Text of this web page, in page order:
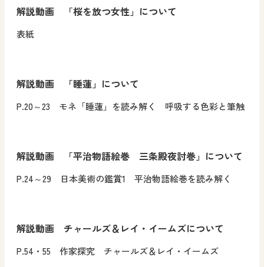
解説動画 「桜を放つ女性」について
表紙
解説動画 「睡蓮」について
P.20～23 モネ「睡蓮」を読み解く 呼吸する色彩と筆触
解説動画 「平治物語絵巻 三条殿夜討巻」について
P.24～29 日本美術の鑑賞1 平治物語絵巻を読み解く
解説動画 チャールズ＆レイ・イームズについて
P.54・55 作家探究 チャールズ＆レイ・イームズ